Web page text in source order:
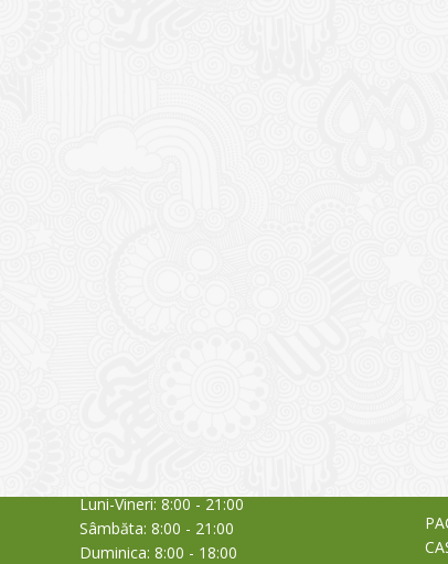
Luni-Vineri: 8:00 - 21:00
Sâmbăta: 8:00 - 21:00
Duminica: 8:00 - 18:00